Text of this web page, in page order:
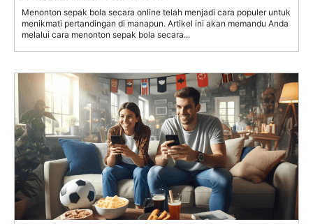
Menonton sepak bola secara online telah menjadi cara populer untuk
menikmati pertandingan di manapun. Artikel ini akan memandu Anda
melalui cara menonton sepak bola secara...